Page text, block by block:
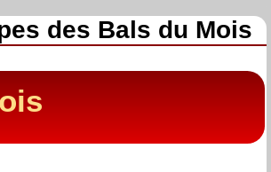
des Bals du Mois